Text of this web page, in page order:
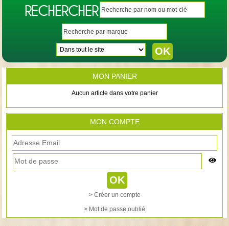
RECHERCHER
MON PANIER
Aucun article dans votre panier
MON COMPTE
> Créer un compte
> Mot de passe oublié